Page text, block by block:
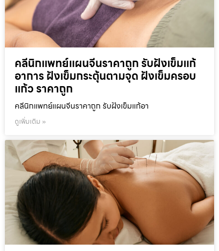
คลีนิกแพทย์แผนจีนราคาถูก รับฝังเข็มแก้
อาการ ฝังเข็มกระตุ้นตามจุด ฝังเข็มครอบ
แก้ว ราคาถูก
คลีนิกแพทย์แผนจีนราคาถูก รับฝังเข็มแก้อา
ดูเพิ่มเติม »